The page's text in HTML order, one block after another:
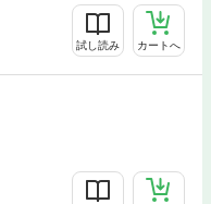
試し読み カートへ